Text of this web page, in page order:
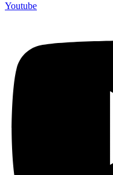
Youtube